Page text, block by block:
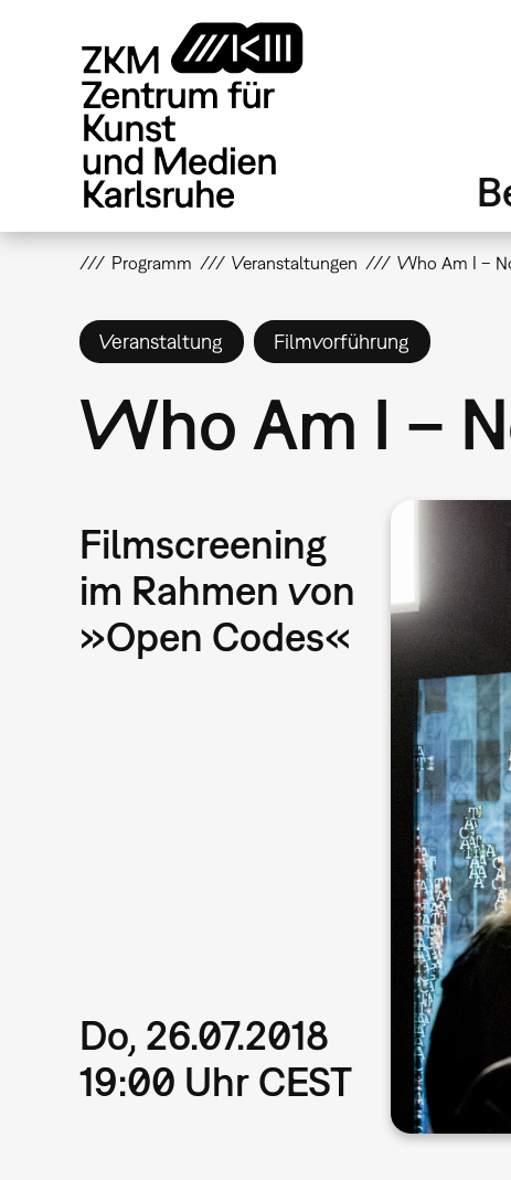
Programm Veranstaltungen Who Am I –
Veranstaltung Filmvorführung
Who Am I –
Filmscreening
im Rahmen von
»Open Codes«
Do, 26.07.2018
19:00 Uhr CEST